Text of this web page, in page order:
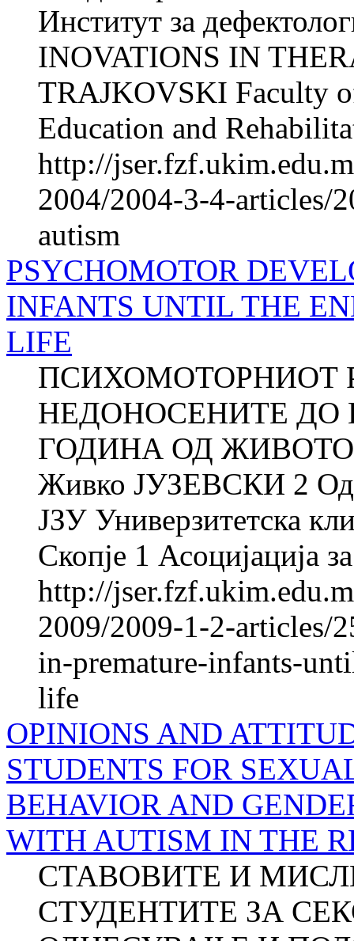
Институт за
INOVATIONS IN
TRAJKOVSKI Faculty
Education and
http://
2004/2004-3-4-articles/
autism
PSYCHOMOTOR
INFANTS UNTIL THE
LIFE
ПСИХОМОТОРНИОТ
НЕДОНОСЕНИТЕ ДО
ГОДИНА ОД
Живко ЈУЗЕВСКИ 2
ЈЗУ Универзитетска
Скопје 1 Асоцијација
http://
2009/2009-1-2-articles/
in-premature-infants-
life
OPINIONS AND
STUDENTS FOR
BEHAVIOR AND
WITH AUTISM IN THE
СТАВОВИТЕ И
СТУДЕНТИТЕ ЗА